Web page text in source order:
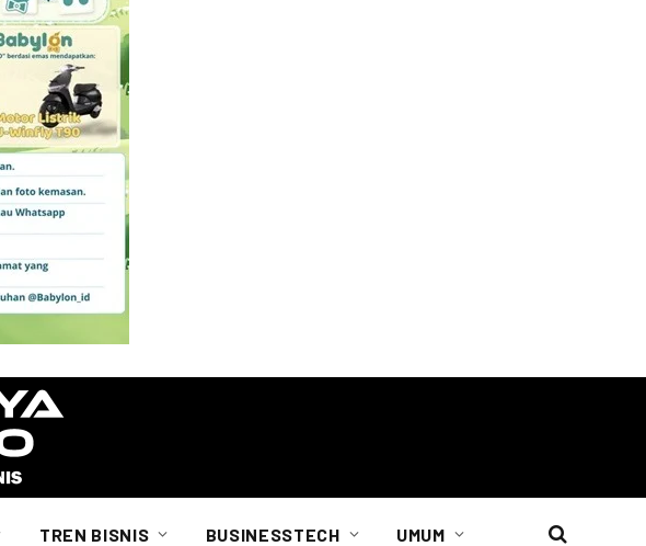
TREN BISNIS BUSINESSTECH UMUM